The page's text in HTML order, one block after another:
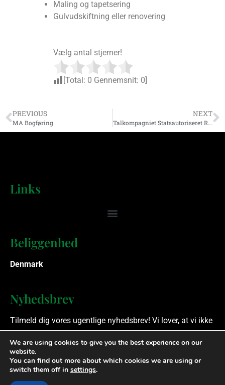
Maling og tapetsering
Gulvudskiftning eller renovering
Vælg antal stjerner!
[Total: 0 Gennemsnit: 0
PREVIOUS
MA Bogføring
NEXT
Talkompagniet Statsautoriseret Revisions Virksomhed
Links
Beliggenhed
Denmark
Nyhedsbrev
Tilmeld dig vores ugentlige nyhedsbrev! Vi lover, at vi ikke
spammer.
Ophavsret © 2023 Finansielle Rådgivere. Alle rettigheder
forbeholdes.
We are using cookies to give you the best experience on our
website.
You can find out more about which cookies we are using or
switch them off in settings.